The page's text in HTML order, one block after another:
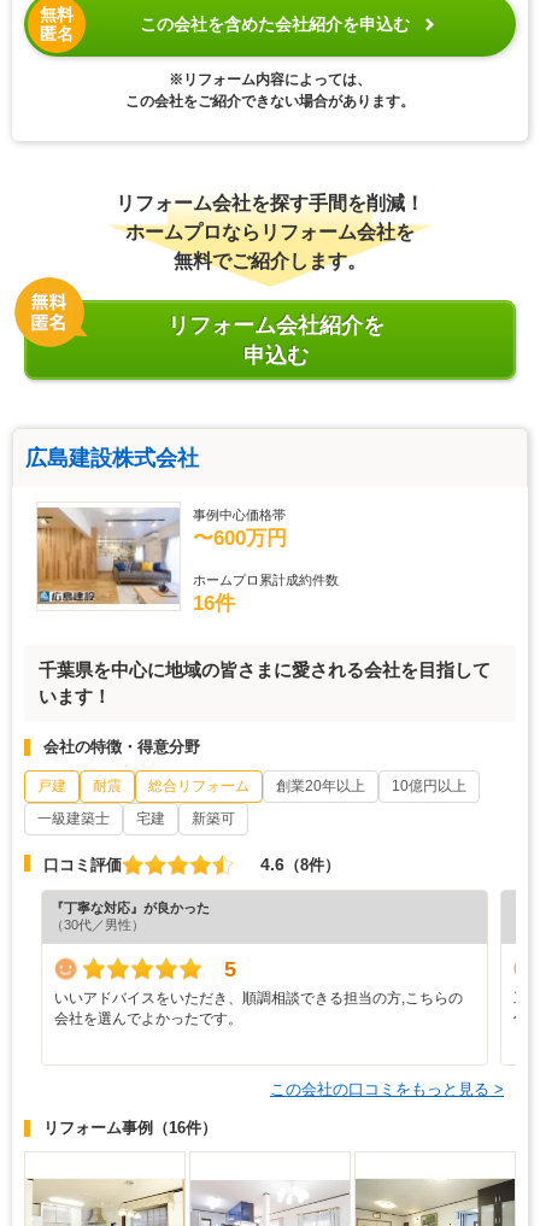
無料
匿名
この会社を含めた会社紹介を申込む
※リフォーム内容によっては、
この会社をご紹介できない場合があります。
リフォーム会社を探す手間を削減！
ホームプロならリフォーム会社を
無料でご紹介します。
リフォーム会社紹介を
申込む
広島建設株式会社
事例中心価格帯
〜600万円
ホームプロ累計成約件数
16件
千葉県を中心に地域の皆さまに愛される会社を目指して
います！
会社の特徴・得意分野
戸建 耐震 総合リフォーム 創業20年以上
10億円以上
一級建築士
宅建 新築可
口コミ評価 4.6 （8件）
『丁寧な対応』が良かった
（30代／男性）
5
いいアドバイスをいただき、順調相談できる担当の方,こちらの
会社を選んでよかったです。
工
件
この会社の口コミをもっと見る >
リフォーム事例 （16件）